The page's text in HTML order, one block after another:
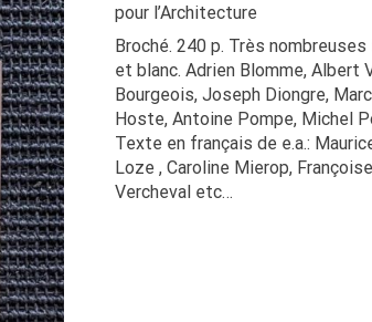
pour l’Architecture
Broché. 240 p. Très
et blanc. Adrien Blomme, Albert
Bourgeois, Joseph Diongre,
Hoste, Antoine Pompe, Michel
Texte en français de e.a.:
Loze , Caroline Mierop,
Vercheval etc…